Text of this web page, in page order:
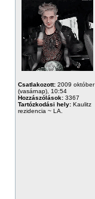
Csatlakozott: 2009 október
(vasárnap), 10:54
Hozzászólások: 3367
Tartózkodási hely: Kaulitz
rezidencia ~ LA.